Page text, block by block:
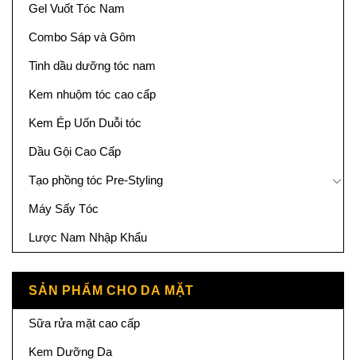
Gel Vuốt Tóc Nam
Combo Sáp và Gôm
Tinh dầu dưỡng tóc nam
Kem nhuộm tóc cao cấp
Kem Ép Uốn Duỗi tóc
Dầu Gội Cao Cấp
Tạo phồng tóc Pre-Styling
Máy Sấy Tóc
Lược Nam Nhập Khẩu
SẢN PHẨM CHO DA MẶT
Sữa rửa mặt cao cấp
Kem Dưỡng Da